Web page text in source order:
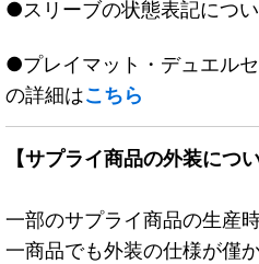
●スリーブの状態表記につ
●プレイマット・デュエル
の詳細はこちら
【サプライ商品の外装につい
一部のサプライ商品の生産
一商品でも外装の仕様が僅